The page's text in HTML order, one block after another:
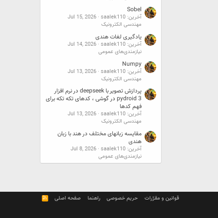
Sobel
آخرین: saalek110
Jul 15, 2026
مهندسی الکترونیک
یادگیری لغات هندی
آخرین: saalek110
Jul 14, 2026
نیازمندی‌های عمومی
Numpy
آخرین: saalek110
Jul 13, 2026
مهندسی الکترونیک
پردازش تصویر با deepseek در نرم افزار
pydroid 3 در گوشی ، کدهای تکه تکه برای
فهم کدها
آخرین: saalek110
Jul 13, 2026
مهندسی الکترونیک
مقایسه زبانهای مختلف در هند با زبان
هندی
آخرین: saalek110
Jul 8, 2026
نیازمندی‌های عمومی
قوانین و مقرّرات حریم خصوصی راهنما صفحه اصلی
R
S